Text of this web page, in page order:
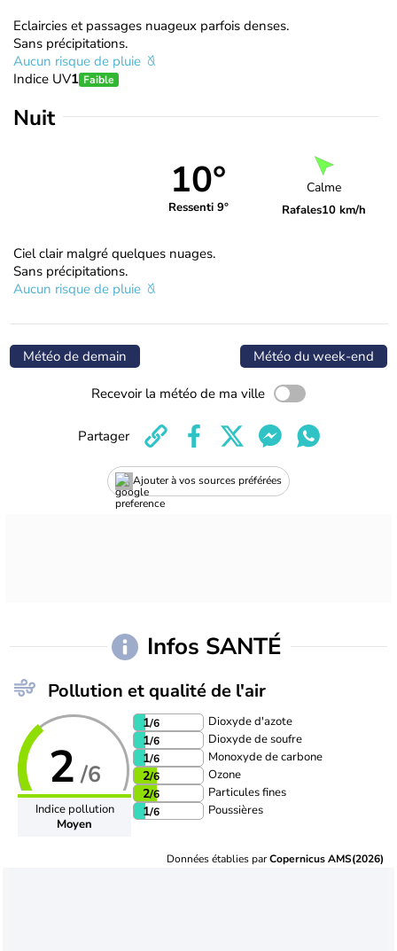
Eclaircies et passages nuageux parfois denses.
Sans précipitations.
Aucun risque de pluie
Indice UV1 Faible
Nuit
10°
Ressenti 9°
Calme
Rafales10 km/h
Ciel clair malgré quelques nuages.
Sans précipitations.
Aucun risque de pluie
Météo de demain Météo du week-end
Recevoir la météo de ma ville
Ajouter à vos sources préférées
Partager
Infos SANTÉ
Pollution et qualité de l'air
2 /6
Indice pollution
Moyen
1/6 Dioxyde d'azote
1/6 Dioxyde de soufre
1/6 Monoxyde de carbone
2/6 Ozone
2/6 Particules fines
1/6 Poussières
Données établies parCopernicus AMS(2026)